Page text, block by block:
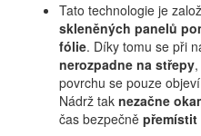
Tato technologie je
skleněných panelů
fólie. Díky tomu se při
nerozpadne na střepy
povrchu se pouze
Nádrž tak nezačne
čas bezpečně přemístit